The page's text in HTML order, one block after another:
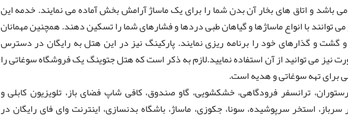
باشد و اتاق های بخار آن بدن شما را برای یک ماساژ آرامش بخش آماده می نمایند. خدمه این
توانند با انواع ماساژها و گیاهان طبی دردها و فشارهای شما را تسکین دهند. همچنین مهمانان
گشت و گذارهای خود را برنامه ریزی نمایند. پارکینگ نیز در این هتل به رایگان در دسترس
نیز می توانید از آن استفاده نمایید.لازم به ذکر است که هتل جتوینگ یک فروشگاه سوغاتی را
برای تهه سوغاتی و هدیه است.
ترانسفر فرودگاهی، خشکشویی، گاو صندوق، کافی شاپ فضای باز، تلویزیون کابلی و
سرباز، استخر سرپوشیده، سونا، جکوزی، ماساژ، باشگاه بدنسازی، اینترنت وای فای رایگان در